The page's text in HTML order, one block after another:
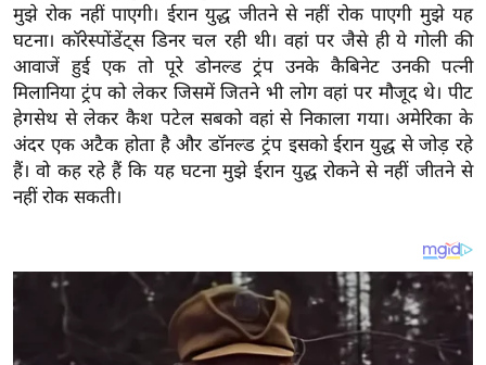
वि
शे
ष
ज्ञ
रा
य
ब
खे
मुझे रोक नहीं पाएगी। ईरान युद्ध जीतने से नहीं रोक पाएगी मुझे यह
घटना। कॉरेस्पोंडेंट्स डिनर चल रही थी। वहां पर जैसे ही ये गोली की
आवाजें हुई एक तो पूरे डोनल्ड ट्रंप उनके कैबिनेट उनकी पत्नी
मिलानिया ट्रंप को लेकर जिसमें जितने भी लोग वहां पर मौजूद थे। पीट
हेगसेथ से लेकर कैश पटेल सबको वहां से निकाला गया। अमेरिका के
अंदर एक अटैक होता है और डॉनल्ड ट्रंप इसको ईरान युद्ध से जोड़ रहे
हैं। वो कह रहे हैं कि यह घटना मुझे ईरान युद्ध रोकने से नहीं जीतने से
नहीं रोक सकती।